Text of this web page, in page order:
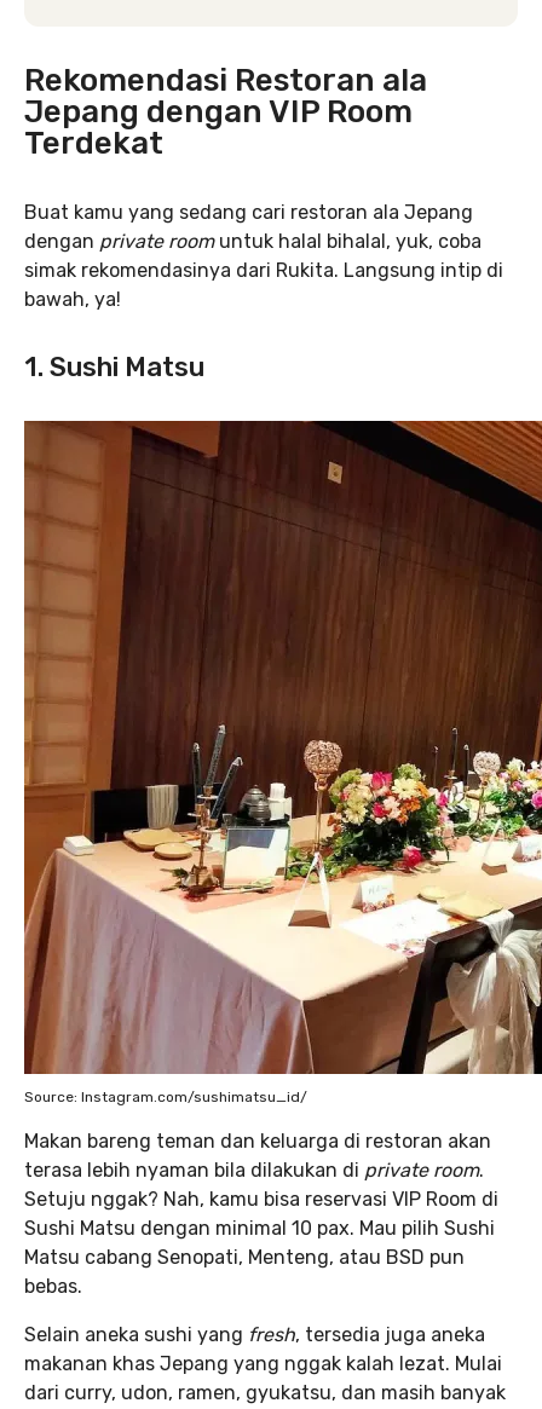
Rekomendasi Restoran ala
Jepang dengan VIP Room
Terdekat
Buat kamu yang sedang cari restoran ala Jepang
dengan private roomuntuk halal bihalal, yuk, coba
simak rekomendasinya dari Rukita. Langsung intip di
bawah, ya!
1. Sushi Matsu
Source: Instagram.com/sushimatsu_id/
Makan bareng teman dan keluarga di restoran akan
terasa lebih nyaman bila dilakukan di private room.
Setuju nggak? Nah, kamu bisa reservasi VIP Room di
Sushi Matsu dengan minimal 10 pax. Mau pilih Sushi
Matsu cabang Senopati, Menteng, atau BSD pun
bebas.
Selain aneka sushi yang fresh, tersedia juga aneka
makanan khas Jepang yang nggak kalah lezat. Mulai
dari curry, udon, ramen, gyukatsu, dan masih banyak